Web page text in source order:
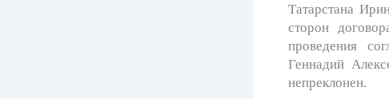
Татарстана
сторон
проведения
Геннадий
непреклонен.